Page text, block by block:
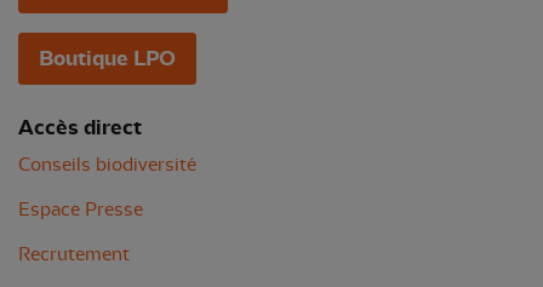
Boutique LPO
Accès direct
Conseils biodiversité
Espace Presse
Recrutement